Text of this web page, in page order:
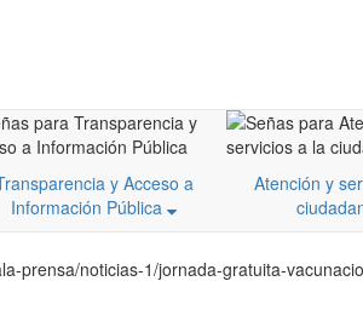
y Acceso a
Información Pública
Atención y
prensa/noticias-1/jornada-gratuita-